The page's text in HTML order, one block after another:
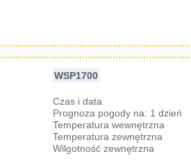
WSP1700
Czas i data
Prognoza pogody na: 1 dzień
Temperatura wewnętrzna
Temperatura zewnętrzna
Wilgotność zewnętrzna